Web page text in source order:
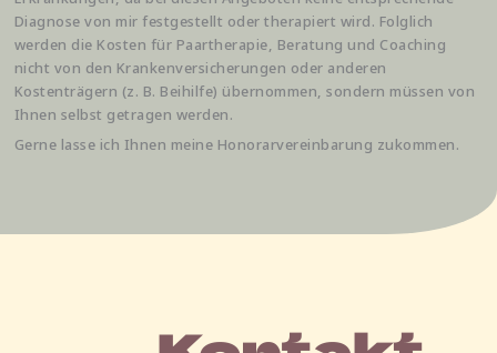
Diagnose von mir festgestellt oder therapiert wird. Folglich
werden die Kosten für Paartherapie, Beratung und Coaching
nicht von den Krankenversicherungen oder anderen
Kostenträgern (z. B. Beihilfe) übernommen, sondern müssen von
Ihnen selbst getragen werden.
Gerne lasse ich Ihnen meine Honorarvereinbarung zukommen.